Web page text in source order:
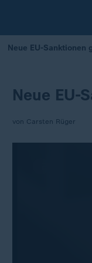
Neue EU-Sanktionen
Neue EU-
von Carsten Rüger